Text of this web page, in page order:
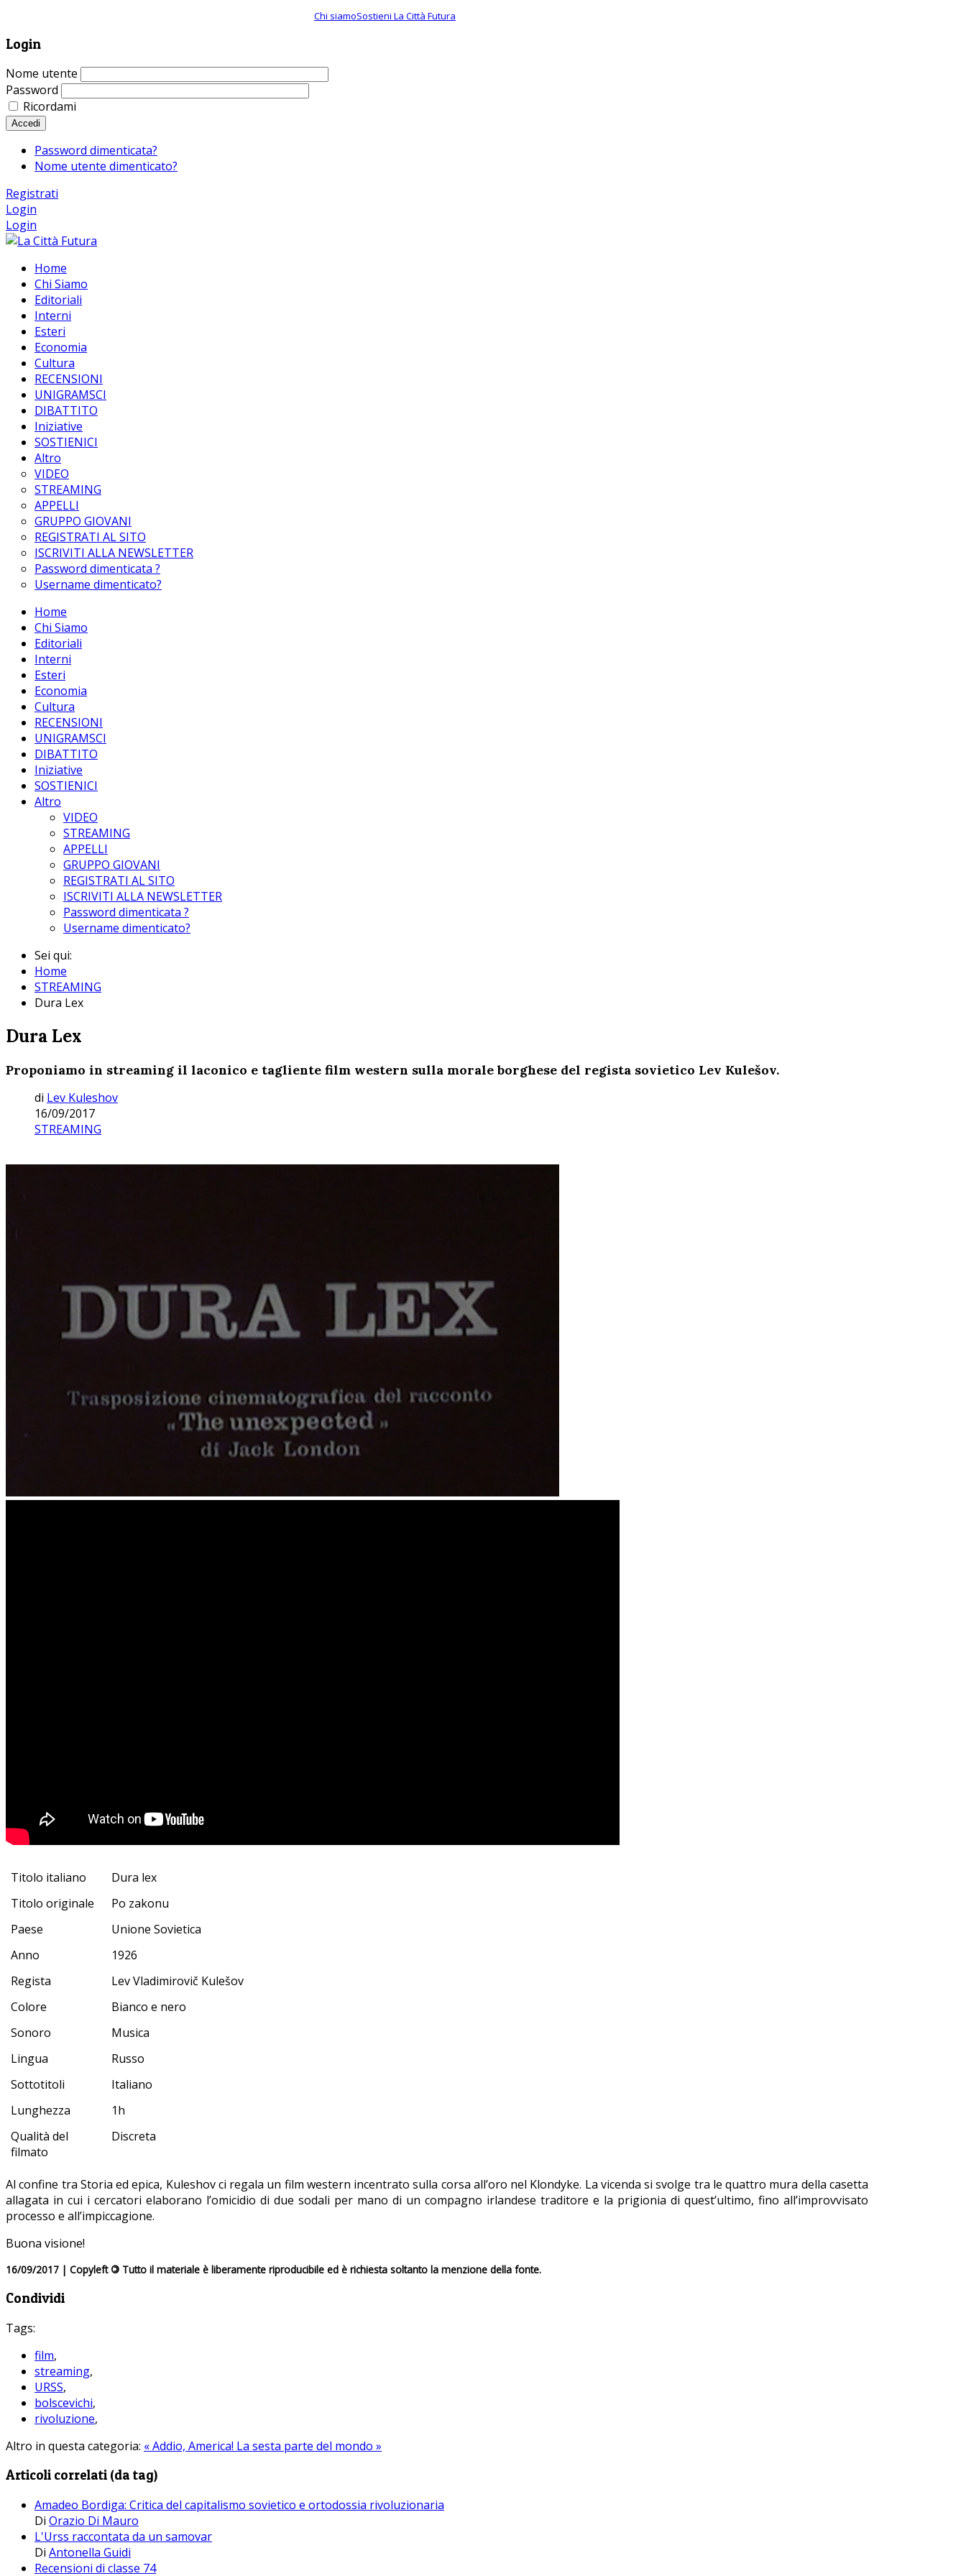
Chi siamoSostieni La Città Futura
Login
Nome utente
Password
Ricordami
Accedi
Password dimenticata?
Nome utente dimenticato?
Registrati
Login
Login
Home
Chi Siamo
Editoriali
Interni
Esteri
Economia
Cultura
RECENSIONI
UNIGRAMSCI
DIBATTITO
Iniziative
SOSTIENICI
Altro
VIDEO
STREAMING
APPELLI
GRUPPO GIOVANI
REGISTRATI AL SITO
ISCRIVITI ALLA NEWSLETTER
Password dimenticata ?
Username dimenticato?
Home
Chi Siamo
Editoriali
Interni
Esteri
Economia
Cultura
RECENSIONI
UNIGRAMSCI
DIBATTITO
Iniziative
SOSTIENICI
Altro
VIDEO
STREAMING
APPELLI
GRUPPO GIOVANI
REGISTRATI AL SITO
ISCRIVITI ALLA NEWSLETTER
Password dimenticata ?
Username dimenticato?
Sei qui:
Home
STREAMING
Dura Lex
Dura Lex
Proponiamo in streaming il laconico e tagliente film western sulla morale borghese del regista sovietico Lev Kulešov.
di Lev Kuleshov
16/09/2017
STREAMING
Titolo italiano
Dura lex
Titolo originale
Po zakonu
Paese
Unione Sovietica
Anno
1926
Regista
Lev Vladimirovič Kulešov
Colore
Bianco e nero
Sonoro
Musica
Lingua
Russo
Sottotitoli
Italiano
Lunghezza
1h
Qualità del
filmato
Discreta
Al confine tra Storia ed epica, Kuleshov ci regala un film western incentrato sulla corsa all’oro nel Klondyke. La vicenda si svolge tra le quattro mura della casetta
allagata in cui i cercatori elaborano l’omicidio di due sodali per mano di un compagno irlandese traditore e la prigionia di quest’ultimo, fino all’improvvisato
processo e all’impiccagione.
Buona visione!
16/09/2017 | Copyleft © Tutto il materiale è liberamente riproducibile ed è richiesta soltanto la menzione della fonte.
Condividi
Tags:
film,
streaming,
URSS,
bolscevichi,
rivoluzione,
Altro in questa categoria: « Addio, America! La sesta parte del mondo »
Articoli correlati (da tag)
Amadeo Bordiga: Critica del capitalismo sovietico e ortodossia rivoluzionaria
Di Orazio Di Mauro
L'Urss raccontata da un samovar
Di Antonella Guidi
Recensioni di classe 74